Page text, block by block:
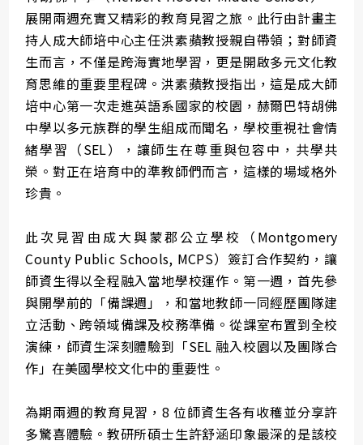
展開兩週充實又精彩的教育見習之旅。此行由計畫主
持人成大師培中心主任洪素蘋教授親自帶領；對師資
生而言，不僅是跨海實地學習，更是開啟多元文化教
育思維的重要里程碑。洪素蘋教授指出，這是成大師
培中心第一次走進英語系國家的校園，赫爾巴特胡佛
中學以多元族群的學生組成而聞名，學校重視社會情
緒學習（SEL），讓師生在尊重與包容中，共學共
榮。對正在培育中的準教師們而言，這樣的場域格外
珍貴。
此次見習由成大與蒙郡公立學校（Montgomery
County Public Schools, MCPS）簽訂合作契約，讓
師資生得以全程融入當地學校運作。第一週，首先參
與開學前的「備課週」，和當地教師一同經歷團隊建
立活動、跨領域備課及校務準備。從課室布置到全校
演練，師資生深刻體驗到「SEL 融入校園以及團隊合
作」在美國學校文化中的重要性。
為期兩週的教育見習，8 位師資生各有收穫並分享許
多驚喜體驗。教研所碩士生許舒涵印象最深的是該校